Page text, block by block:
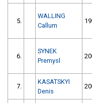
5.
WALLING
Callum
6.
SYNEK
Premysl
7.
KASATSKYI
Denis